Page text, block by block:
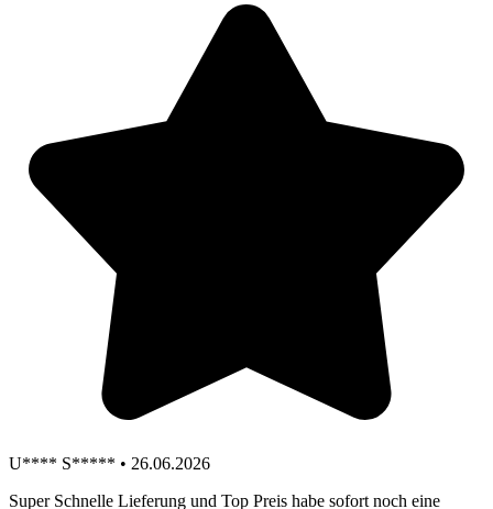
U**** S***** • 26.06.2026
Super Schnelle Lieferung und Top Preis habe sofort noch eine